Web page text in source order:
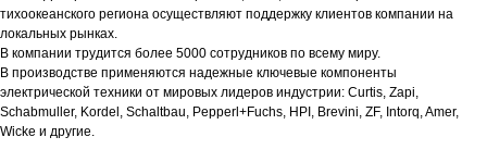
тихоокеанского региона осуществляют поддержку клиентов компании на
локальных рынках.
В компании трудится более 5000 сотрудников по всему миру.
В производстве применяются надежные ключевые компоненты
электрической техники от мировых лидеров индустрии: Curtis, Zapi,
Schabmuller, Kordel, Schaltbau, Pepperl+Fuchs, HPI, Brevini, ZF, Intorq, Amer,
Wicke и другие.